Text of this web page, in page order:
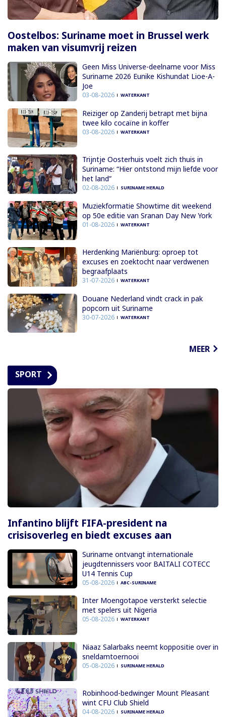
Oostelbos: Suriname moet in Brussel werk
maken van visumvrij reizen
Geen Miss Universe-deelname voor Miss
Suriname 2026 Eunike Kishundat Lioe-A-
Joe
03-08-2026 WATERKANT
Reiziger op Zanderij betrapt met bijna
twee kilo cocaïne in koffer
03-08-2026 WATERKANT
Trijntje Oosterhuis voelt zich thuis in
Suriname: “Hier ontstond mijn liefde voor
het land”
02-08-2026 SURINAME HERALD
Muziekformatie Showtime dit weekend
op 50e editie van Sranan Day New York
01-08-2026 WATERKANT
Herdenking Mariënburg: oproep tot
excuses en zoektocht naar verdwenen
begraafplaats
31-07-2026 WATERKANT
Douane Nederland vindt crack in pak
popcorn uit Suriname
30-07-2026 WATERKANT
MEER
SPORT
Infantino blijft FIFA-president na
crisisoverleg en biedt excuses aan
Suriname ontvangt internationale
jeugdtennissers voor BAITALI COTECC
U14 Tennis Cup
05-08-2026 ABC-SURINAME
Inter Moengotapoe versterkt selectie
met spelers uit Nigeria
05-08-2026 WATERKANT
Niaaz Salarbaks neemt koppositie over in
sneldamtoernooi
05-08-2026 SURINAME HERALD
Robinhood-bedwinger Mount Pleasant
wint CFU Club Shield
04-08-2026 SURINAME HERALD